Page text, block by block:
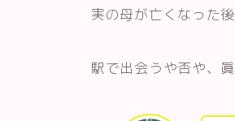
実の母が亡くなった
駅で出会うや否や、